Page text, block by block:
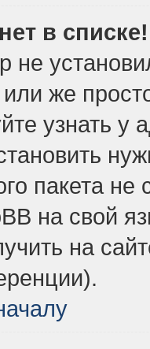
в списке!
не
же
узнать у
пакета
на свой
на